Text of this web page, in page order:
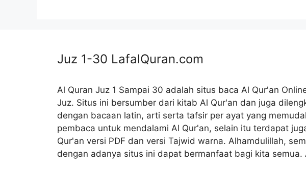
Juz 1-30 LafalQuran.com
Al Quran Juz 1 Sampai 30 adalah situs baca Al Qur'an
Juz. Situs ini bersumber dari kitab Al Qur'an dan juga
dengan bacaan latin, arti serta tafsir per ayat yang
pembaca untuk mendalami Al Qur'an, selain itu terdapat
Qur'an versi PDF dan versi Tajwid warna. Alhamdulillah,
dengan adanya situs ini dapat bermanfaat bagi kita semua.